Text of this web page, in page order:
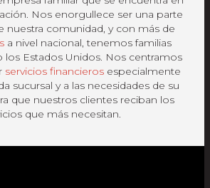
Nos enorgullece ser una parte
nuestra comunidad, y con más de
a nivel nacional, tenemos familias
los Estados Unidos. Nos centramos
servicios financieros especialmente
sucursal y a las necesidades de su
que nuestros clientes reciban los
que más necesitan.